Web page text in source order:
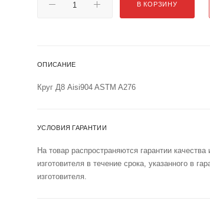
В КОРЗИНУ
ОПИСАНИЕ
Круг Д8 Aisi904 ASTM A276
УСЛОВИЯ ГАРАНТИИ
На товар распространяются гарантии качества
изготовителя в течение срока, указанного в
изготовителя.